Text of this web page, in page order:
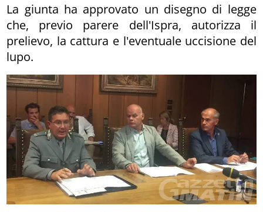
La giunta ha approvato un disegno di legge
che, previo parere dell'Ispra, autorizza il
prelievo, la cattura e l'eventuale uccisione del
lupo.